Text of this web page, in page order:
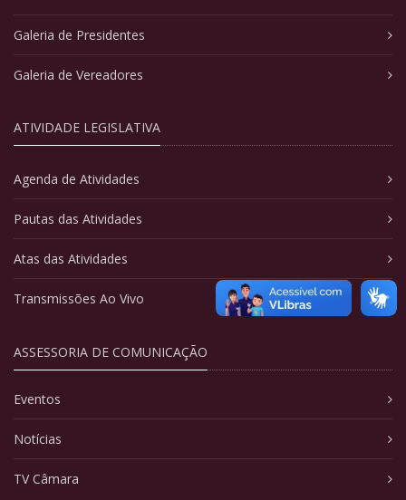
Galeria de Presidentes
Galeria de Vereadores
ATIVIDADE LEGISLATIVA
Agenda de Atividades
Pautas das Atividades
Atas das Atividades
Transmissões Ao Vivo
ASSESSORIA DE COMUNICAÇÃO
Eventos
Notícias
TV Câmara